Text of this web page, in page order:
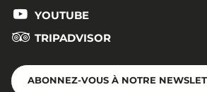
YOUTUBE
TRIPADVISOR
ABONNEZ-VOUS À NOTRE